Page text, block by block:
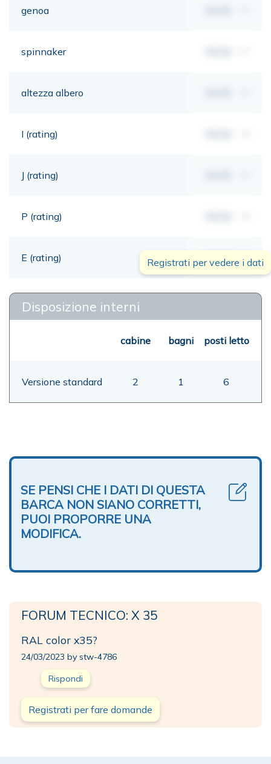
genoa
spinnaker
altezza albero
I (rating)
J (rating)
P (rating)
E (rating) 00,00 mt
Registrati per vedere i dati
Disposizione interni
cabine bagni posti letto
Versione standard 2 1 6
SE PENSI CHE I DATI DI QUESTA
BARCA NON SIANO CORRETTI,
PUOI PROPORRE UNA
MODIFICA.
FORUM TECNICO: X 35
RAL color x35?
24/03/2023 by stw-4786
Rispondi
Registrati per fare domande